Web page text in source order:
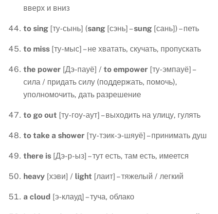
вверх и вниз
to sing [ту-сынь] (sang [сэнь] –sung [сань]) – петь
to miss [ту-мыс] – не хватать, скучать, пропускать
the power [Дэ-пауё] / to empower [ту-эмпауё] –
сила / придать силу (поддержать, помочь),
уполномочить, дать разрешение
to go out [ту-гоу-аут] – выходить на улицу, гулять
to take a shower [ту-тэик-э-шяуё] – принимать душ
there is [Дэ-р-ыз] – тут есть, там есть, имеется
heavy [хэви] / light [лаит] – тяжелый / легкий
a cloud [э-клауд] – туча, облако